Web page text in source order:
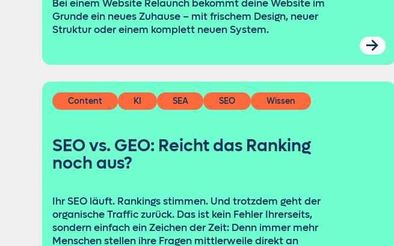
Bei einem Website Relaunch bekommt deine Website im
Grunde ein neues Zuhause – mit frischem Design, neuer
Struktur oder einem komplett neuen System.
Content KI SEA SEO Wissen
SEO vs. GEO: Reicht das Ranking
noch aus?
Ihr SEO läuft. Rankings stimmen. Und trotzdem geht der
organische Traffic zurück. Das ist kein Fehler Ihrerseits,
sondern einfach ein Zeichen der Zeit: Denn immer mehr
Menschen stellen ihre Fragen mittlerweile direkt an